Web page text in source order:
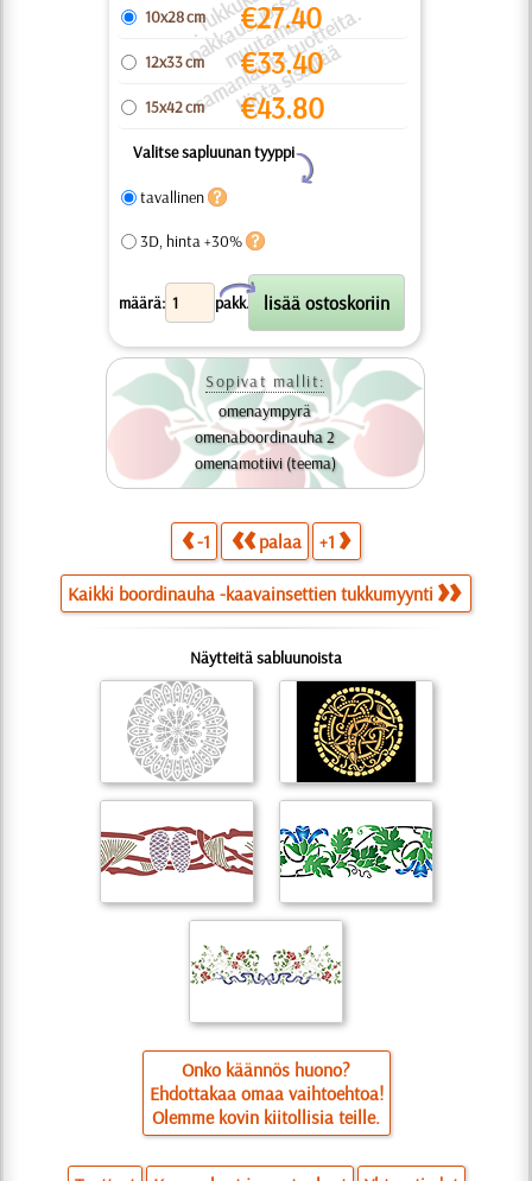
u
k
p
p
s, j
n
u
a
t
a.
ä
10x28 cm €27.40
12x33 cm €33.40
15x42 cm €43.80
Valitse sapluunan tyyppi
Y
tavallinen
3D, hinta +30%
määrä: pakk.
X
Sopivat mallit:
omenaympyrä
omenaboordinauha 2
omenamotiivi (teema)
-1 palaa +1
Kaikki boordinauha -kaavainsettien tukkumyynti
Näytteitä sabluunoista
Onko käännös huono?
Ehdottakaa omaa vaihtoehtoa!
Olemme kovin kiitollisia teille.